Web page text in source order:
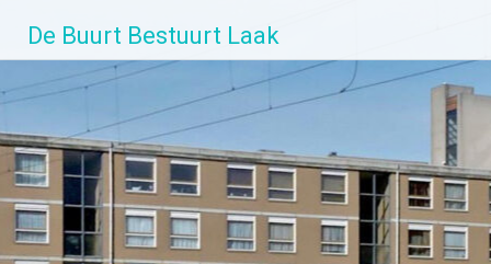
naar
de
inhoud
De Buurt Bestuurt Laak